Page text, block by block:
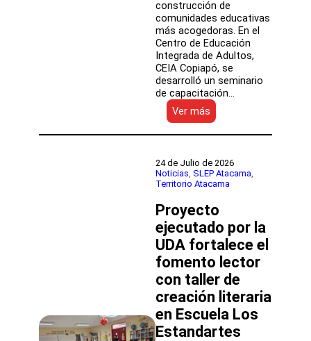
construcción de
comunidades educativas
más acogedoras. En el
Centro de Educación
Integrada de Adultos,
CEIA Copiapó, se
desarrolló un seminario
de capacitación…
Ver más
CEIA
Copiapó
el
rol
de
de
la
educación
con
seminario
sobre
convivencia
escolar
24 de Julio de 2026
Noticias SLEP Atacama
Territorio Atacama
Proyecto
ejecutado por la
UDA fortalece el
fomento lector
con taller de
creación literaria
en Escuela Los
Estandartes